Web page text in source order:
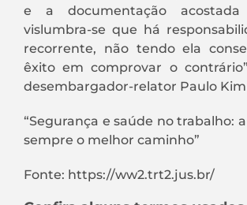
e a documentação
vislumbra-se que há
recorrente, não tendo ela
êxito em comprovar o
desembargador-relator Paulo Kim
“Segurança e saúde no trabalho:
sempre o melhor caminho”
Fonte: https://ww2.trt2.jus.br/